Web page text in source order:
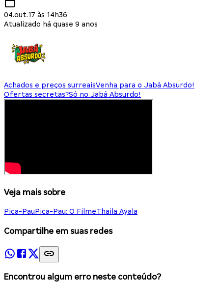
04.out.17 às 14h36
Atualizado há quase 9 anos
Achados e preços surreaisVenha para o Jabá Absurdo!
Ofertas secretas?Só no Jabá Absurdo!
Veja mais sobre
Pica-PauPica-Pau: O FilmeThaila Ayala
Compartilhe em suas redes
Encontrou algum erro neste conteúdo?